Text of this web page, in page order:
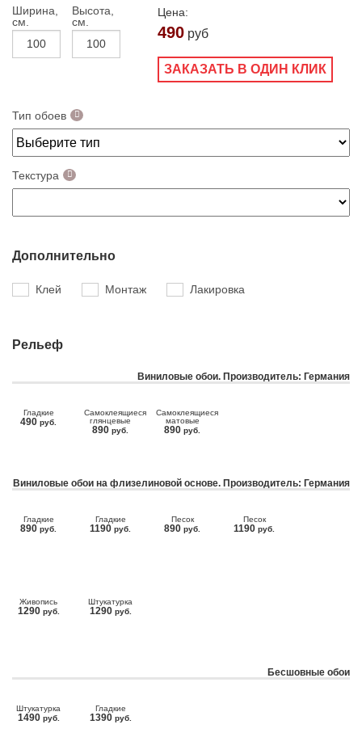
Ширина,
см.
Высота,
см.
Цена:
490 руб
ЗАКАЗАТЬ В ОДИН КЛИК
Тип обоев
Текстура
Дополнительно
Клей Монтаж Лакировка
Рельеф
Виниловые обои. Производитель: Германия
Гладкие
490 руб.
Самоклеящиеся
глянцевые
890 руб.
Самоклеящиеся
матовые
890 руб.
Виниловые обои на флизелиновой основе. Производитель: Германия
Гладкие
890 руб.
Гладкие
1190 руб.
Песок
890 руб.
Песок
1190 руб.
Живопись
1290 руб.
Штукатурка
1290 руб.
Бесшовные обои
Штукатурка
1490 руб.
Гладкие
1390 руб.